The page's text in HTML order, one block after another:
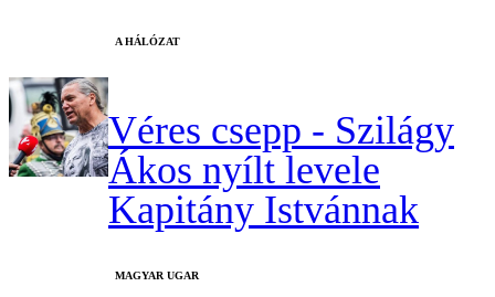
A HÁLÓZAT
Véres csepp - Szilágy
Ákos nyílt levele
Kapitány Istvánnak
MAGYAR UGAR